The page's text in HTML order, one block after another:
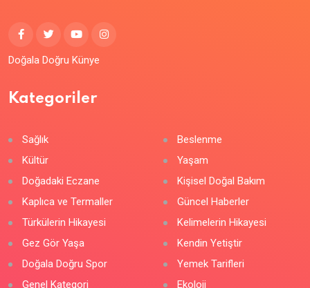
Doğala Doğru Künye
Kategoriler
Sağlık
Beslenme
Kültür
Yaşam
Doğadaki Eczane
Kişisel Doğal Bakım
Kaplıca ve Termaller
Güncel Haberler
Türkülerin Hikayesi
Kelimelerin Hikayesi
Gez Gör Yaşa
Kendin Yetiştir
Doğala Doğru Spor
Yemek Tarifleri
Genel Kategori
Ekoloji